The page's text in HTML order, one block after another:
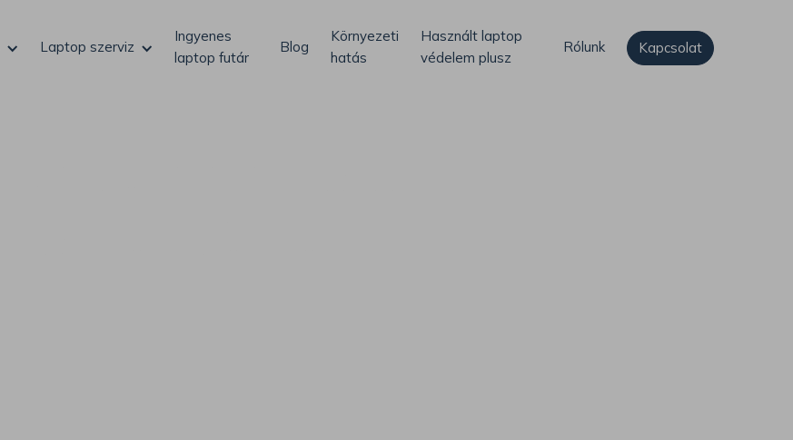
Laptop szerviz
Ingyenes
laptop futár
Blog
Környezeti
hatás
Használt laptop
védelem plusz
Rólunk Kapcsolat